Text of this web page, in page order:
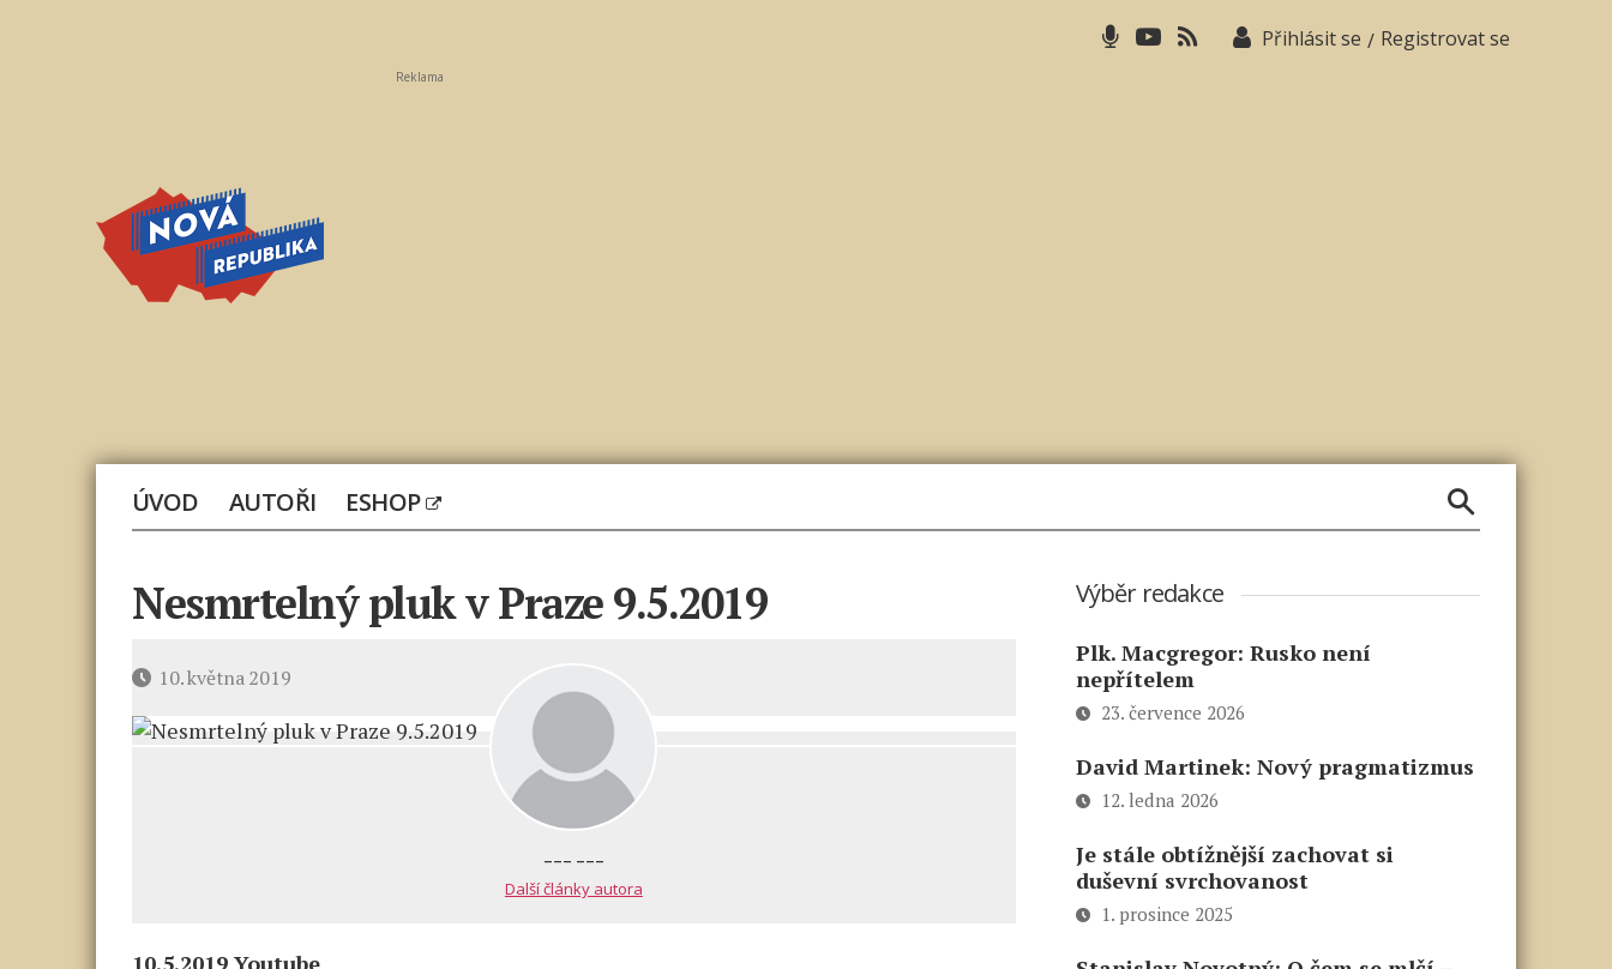
Přihlásit se / Registrovat se
Reklama
ÚVOD AUTOŘI ESHOP
Nesmrtelný pluk v Praze 9.5.2019
Datum10. května 2019
--- ---
Další články autora
10.5.2019 Youtube
Výběr redakce
Plk. Macgregor: Rusko není
nepřítelem
23. července 2026
David Martinek: Nový pragmatizmus
12. ledna 2026
Je stále obtížnější zachovat si
duševní svrchovanost
1. prosince 2025